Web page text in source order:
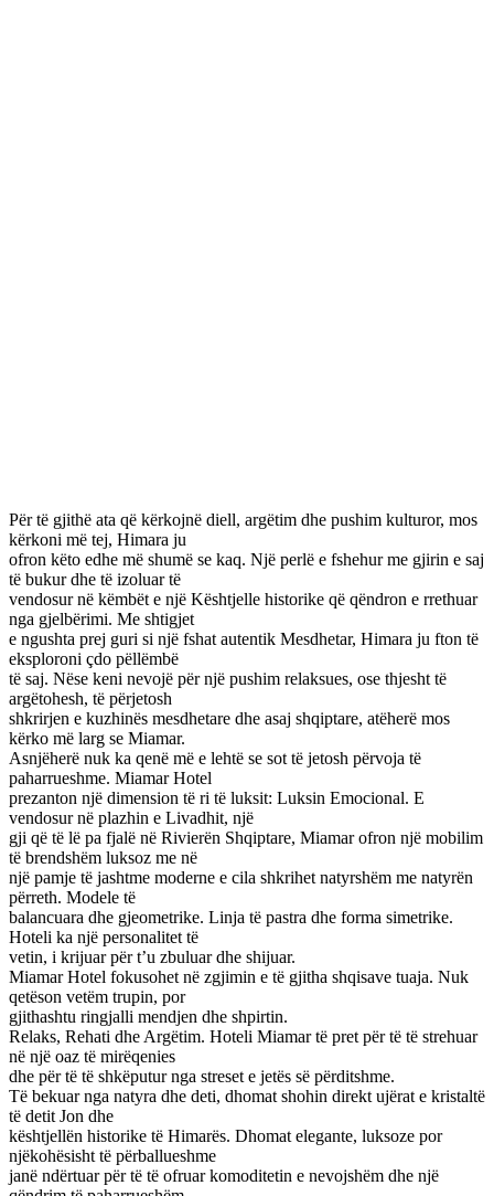
Për të gjithë ata që kërkojnë diell, argëtim dhe pushim kulturor, mos
kërkoni më tej, Himara ju
ofron këto edhe më shumë se kaq. Një perlë e fshehur me gjirin e saj
të bukur dhe të izoluar të
vendosur në këmbët e një Kështjelle historike që qëndron e rrethuar
nga gjelbërimi. Me shtigjet
e ngushta prej guri si një fshat autentik Mesdhetar, Himara ju fton të
eksploroni çdo pëllëmbë
të saj. Nëse keni nevojë për një pushim relaksues, ose thjesht të
argëtohesh, të përjetosh
shkrirjen e kuzhinës mesdhetare dhe asaj shqiptare, atëherë mos
kërko më larg se Miamar.
Asnjëherë nuk ka qenë më e lehtë se sot të jetosh përvoja të
paharrueshme. Miamar Hotel
prezanton një dimension të ri të luksit: Luksin Emocional. E
vendosur në plazhin e Livadhit, një
gji që të lë pa fjalë në Rivierën Shqiptare, Miamar ofron një mobilim
të brendshëm luksoz me në
një pamje të jashtme moderne e cila shkrihet natyrshëm me natyrën
përreth. Modele të
balancuara dhe gjeometrike. Linja të pastra dhe forma simetrike.
Hoteli ka një personalitet të
vetin, i krijuar për t’u zbuluar dhe shijuar.
Miamar Hotel fokusohet në zgjimin e të gjitha shqisave tuaja. Nuk
qetëson vetëm trupin, por
gjithashtu ringjalli mendjen dhe shpirtin.
Relaks, Rehati dhe Argëtim. Hoteli Miamar të pret për të të strehuar
në një oaz të mirëqenies
dhe për të të shkëputur nga streset e jetës së përditshme.
Të bekuar nga natyra dhe deti, dhomat shohin direkt ujërat e kristaltë
të detit Jon dhe
kështjellën historike të Himarës. Dhomat elegante, luksoze por
njëkohësisht të përballueshme
janë ndërtuar për të të ofruar komoditetin e nevojshëm dhe një